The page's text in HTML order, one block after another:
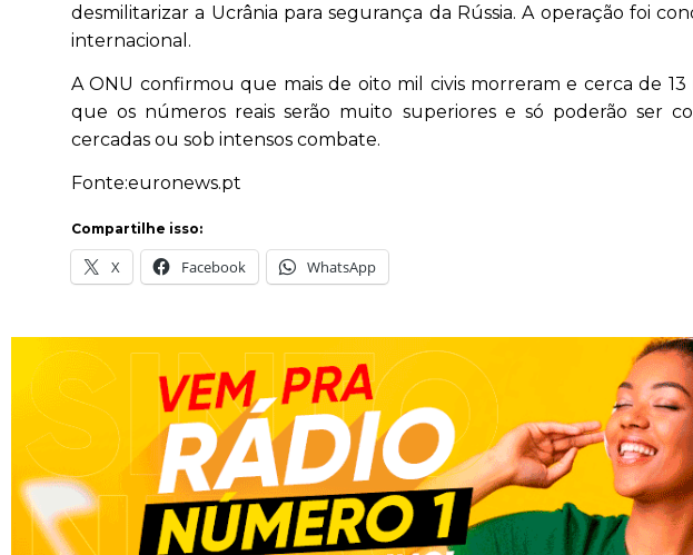
desmilitarizar a Ucrânia para segurança da Rússia. A operação foi
internacional.
A ONU confirmou que mais de oito mil civis morreram e cerca de
que os números reais serão muito superiores e só poderão ser
cercadas ou sob intensos combate.
Fonte:euronews.pt
Compartilhe isso:
X Facebook WhatsApp